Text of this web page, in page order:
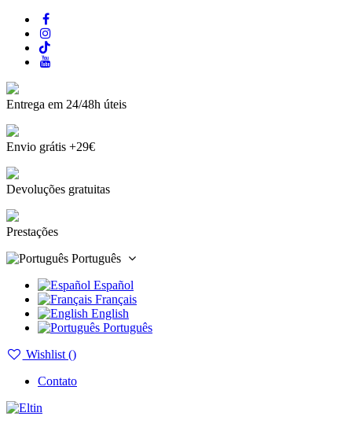
Entrega em 24/48h úteis
Envio grátis +29€
Devoluções gratuitas
Prestações
Português
Español
Français
English
Português
Wishlist ()
Contato